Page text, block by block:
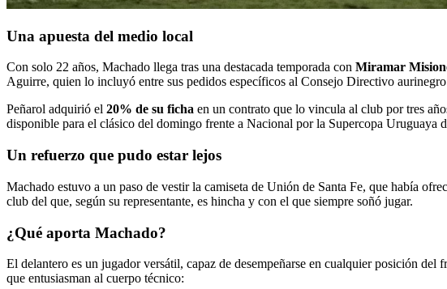
Una apuesta del medio local
Con solo 22 años, Machado llega tras una destacada temporada con Miramar
Aguirre, quien lo incluyó entre sus pedidos específicos al Consejo Directivo
Peñarol adquirió el 20% de su ficha en un contrato que lo vincula al club por tres
disponible para el clásico del domingo frente a Nacional por la Supercopa
Un refuerzo que pudo estar lejos
Machado estuvo a un paso de vestir la camiseta de Unión de Santa Fe, que había
club del que, según su representante, es hincha y con el que siempre soñó jugar.
¿Qué aporta Machado?
El delantero es un jugador versátil, capaz de desempeñarse en cualquier posición
que entusiasman al cuerpo técnico: